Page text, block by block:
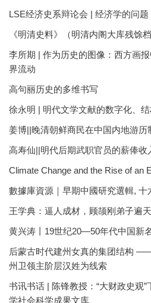
LSE经济史系辩论会 | 经济学的问
《明清史料》（明清内阁大库残馀档
李所期 | 作为历史的图像：西方画
界流动
高句丽历史的多维书写
徐永明 | 明代文学文献的数字化、
姜博||晚清朝鲜商民在中国内地游历
高寿仙||明代后期武职官员的薪俸收
Climate Change and the Rise of an
數據庫資源｜早期中國研究選輯, 十
王学典：逼人成材，顾颉刚弟子遍
黄兴涛丨19世纪20—50年代中国新
后蒙古时代建州女真的集团结构
州卫领主阶层汉姓为线索
书讯书话 | 陈锋教授：“大财政史观
学社会科学成果文库